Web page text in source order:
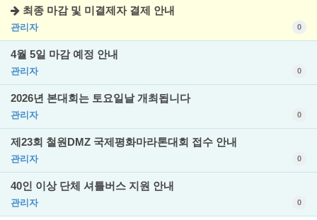
최종 마감 및 미결제자 결제 안내
관리자 0
4월 5일 마감 예정 안내
관리자 0
2026년 본대회는 토요일날 개최됩니다
관리자 0
제23회 철원DMZ 국제평화마라톤대회 접수 안내
관리자 0
40인 이상 단체 셔틀버스 지원 안내
관리자 0